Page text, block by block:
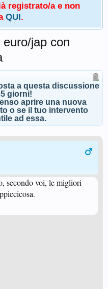
registrato/a e non
QUI.
jap con
a questa discussione
giorni!
aprire una nuova
o se il tuo intervento
ad essa.
secondo voi, le migliori